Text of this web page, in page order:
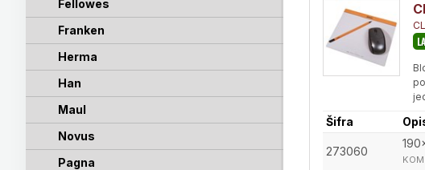
Fellowes
Franken
Herma
Han
Maul
Novus
Pagna
Šifra
273060
KOM